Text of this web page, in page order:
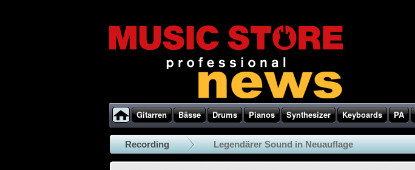
Gitarren Bässe Drums Pianos Synthesizer Keyboards PA
Recording Legendärer Sound in Neuauflage